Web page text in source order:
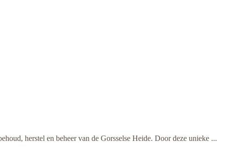
herstel en beheer van de Gorsselse Heide. Door deze unieke ...